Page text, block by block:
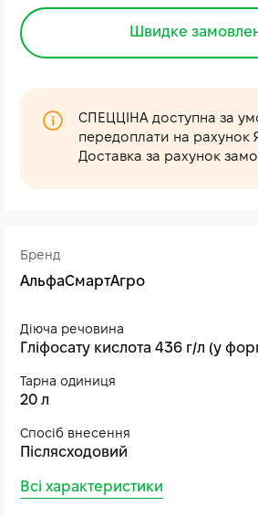
Бренд
АльфаСмартАгро
Діюча речовина
Гліфосату кислота 436 г/л (у
Тарна одиниця
20 л
Спосіб внесення
Післясходовий
Всі характеристики
Швидке
СПЕЦЦІНА доступна за
передоплати на рахунок
Доставка за рахунок